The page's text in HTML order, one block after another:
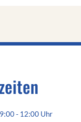
- 12:00 Uhr